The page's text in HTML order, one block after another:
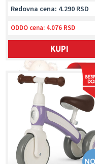
Redovna cena: 4.290 RSD
ODDO cena: 4.076 RSD
KUPI